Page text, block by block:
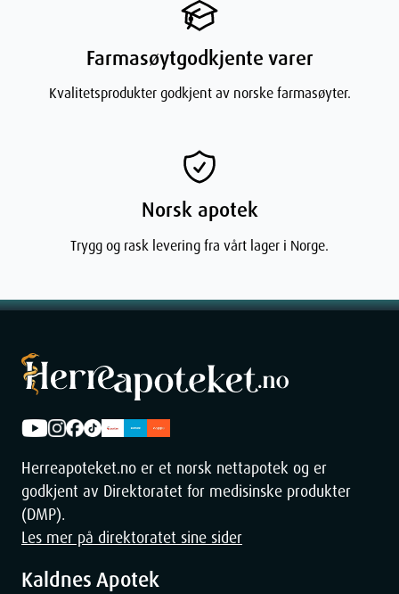
dersom du har flere kjæledyr i
husstanden.
postbiotika
Mens probiotika er gode bakterier, er postbiotika
de gunstige biproduktene disse bakteriene
Farmasøytgodkjente varer
Kvalitetsprodukter godkjent av norske farmasøyter.
Norsk apotek
Trygg og rask levering fra vårt lager i Norge.
Herreapoteket.no er et norsk nettapotek og er
godkjent av Direktoratet for medisinske produkter
(DMP).
Les mer på direktoratet sine sider
Kaldnes Apotek